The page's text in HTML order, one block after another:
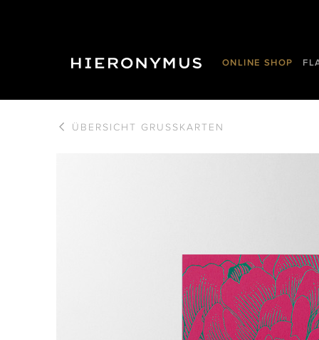
ONLINE SHOP
ÜBERSICHT GRUSSKARTEN